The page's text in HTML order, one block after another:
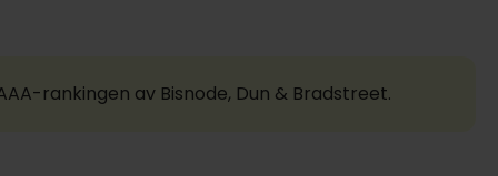
rankingen av Bisnode, Dun & Bradstreet.